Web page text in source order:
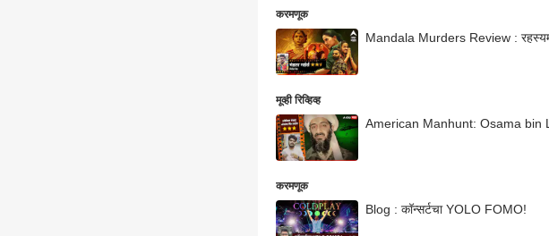
करमणूक
Mandala Murders Review : रहस्यमय,
मूव्ही रिव्हिव्ह
American Manhunt: Osama bin
करमणूक
Blog : कॉन्सर्टचा YOLO FOMO!